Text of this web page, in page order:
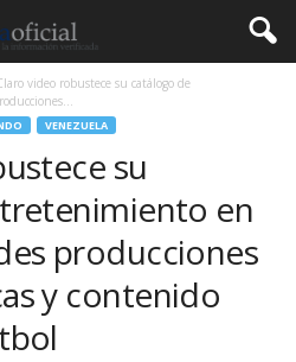
video robustece su catálogo de
VENEZUELA
su
en
producciones
y contenido